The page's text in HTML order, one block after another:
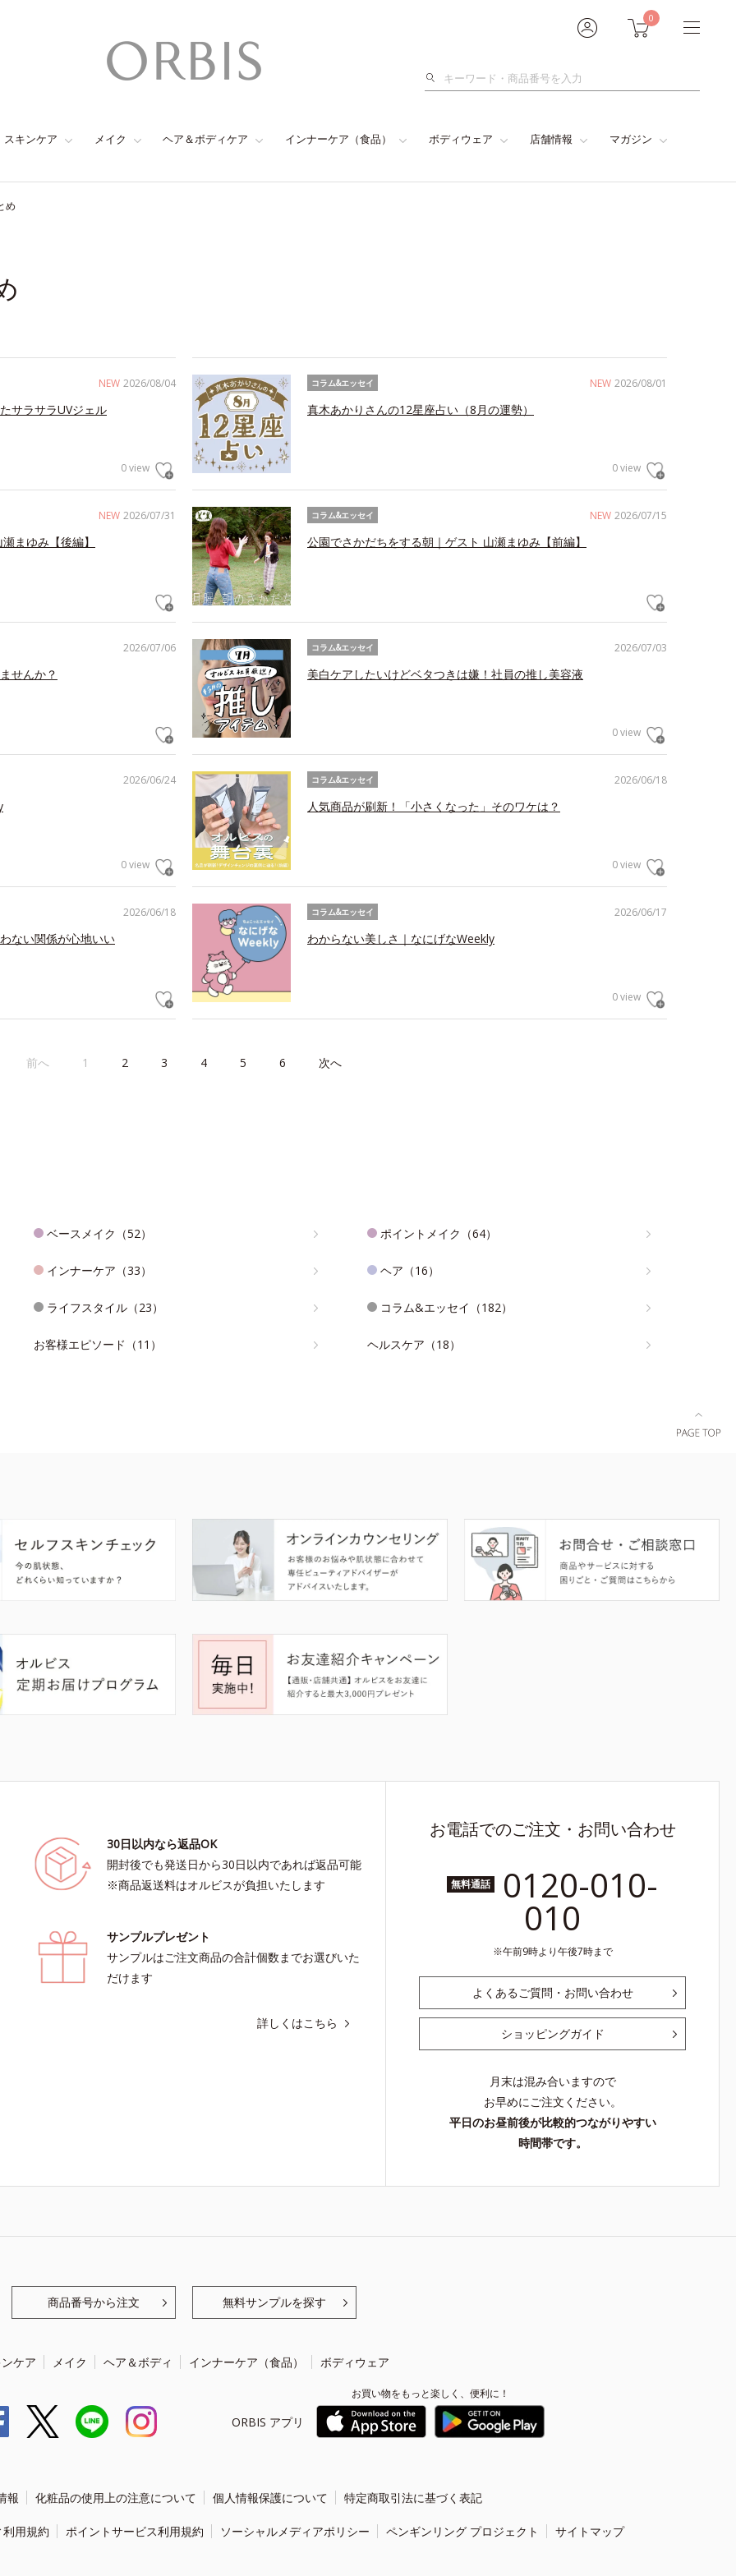
0
検
スキンケア メイク ヘア＆ボディケア インナーケア（食品） ボディウェア 店舗情報 マガジン
め
NEW 2026/08/04
サラサラUVジェル
0 view
NEW 2026/08/01
コラム&エッセイ
真木あかりさんの12星座占い（8月の運勢）
0 view
NEW 2026/07/31
まゆみ【後編】
NEW 2026/07/15
コラム&エッセイ
公園でさかだちをする朝｜ゲスト 山瀬まゆみ【前編】
2026/07/06
せんか？
2026/07/03
コラム&エッセイ
美白ケアしたいけどベタつきは嫌！社員の推し美容液
0 view
2026/06/24
0 view
2026/06/18
コラム&エッセイ
人気商品が刷新！「小さくなった」そのワケは？
0 view
2026/06/18
ない関係が心地いい
2026/06/17
コラム&エッセイ
わからない美しさ｜なにげなWeekly
0 view
前へ 1 2 3 4 5 6 次へ
ベースメイク（52） ポイントメイク（64）
インナーケア（33） ヘア（16）
ライフスタイル（23） コラム&エッセイ（182）
お客様エピソード（11） ヘルスケア（18）
30日以内なら返品OK
開封後でも発送日から30日以内であれば返品可能
※商品返送料はオルビスが負担いたします
サンプルプレゼント
サンプルはご注文商品の合計個数までお選びいた
だけます
詳しくはこちら
お電話でのご注文・お問い合わせ
無料通話 0120-010-
010
午前9時より午後7時まで
よくあるご質問・お問い合わせ
ショッピングガイド
月末は混み合いますので
お早めにご注文ください。
平日のお昼前後が比較的つながりやすい
時間帯です。
商品番号から注文 無料サンプルを探す
ケア メイク ヘア＆ボディ インナーケア（食品） ボディウェア
ORBIS アプリ
お買い物をもっと楽しく、便利に！
報 化粧品の使用上の注意について 個人情報保護について 特定商取引法に基づく表記
用規約 ポイントサービス利用規約 ソーシャルメディアポリシー ペンギンリング プロジェクト サイトマップ